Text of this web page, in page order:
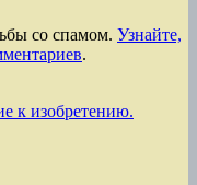
со спамом. Узнайте,
.
к изобретению.